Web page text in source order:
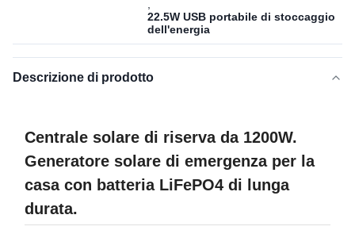
22.5W USB portabile di stoccaggio
dell'energia
Descrizione di prodotto
Centrale solare di riserva da 1200W.
Generatore solare di emergenza per la
casa con batteria LiFePO4 di lunga
durata.